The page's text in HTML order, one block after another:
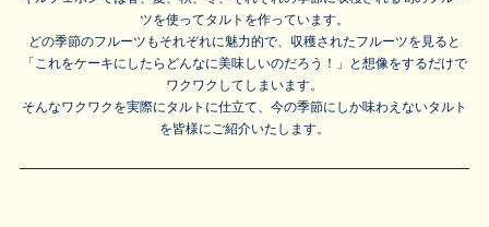
ツを使ってタルトを作っています。
どの季節のフルーツもそれぞれに魅力的で、収穫されたフルーツを見ると
「これをケーキにしたらどんなに美味しいのだろう！」と想像をするだけで
ワクワクしてしまいます。
そんなワクワクを実際にタルトに仕立て、今の季節にしか味わえないタルト
を皆様にご紹介いたします。